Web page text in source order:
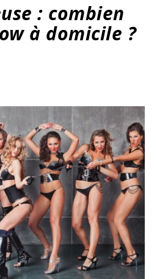
: combien
à domicile ?